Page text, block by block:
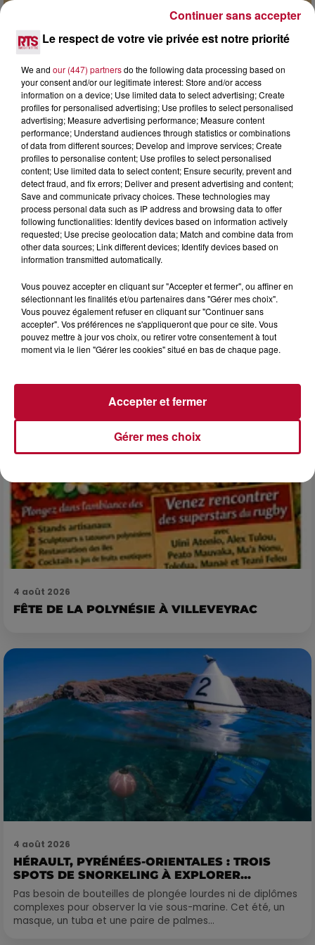
7 août 2026
DINER CONCERT À LA MJC DE MARSEILLAN
6 août 2026
NÎMES : « LE RÊVE DU GLADIATEUR » INVESTIT
LES ARÈNES CES 3...
Après un franc succès l'été dernier, le spectacle « Le Rêve
du gladiateur » revient illuminer l'amphithéâtre romain les 6,
4 août 2026
FÊTE DE LA POLYNÉSIE À VILLEVEYRAC
4 août 2026
HÉRAULT, PYRÉNÉES-ORIENTALES : TROIS
SPOTS DE SNORKELING À EXPLORER...
Pas besoin de bouteilles de plongée lourdes ni de diplômes
complexes pour observer la vie sous-marine. Cet été, un
masque, un tuba et une paire de palmes...
Le respect de votre vie privée est notre priorité
We and our (447) partnersdo the following data processing based on
your consent and/or our legitimate interest: Store and/or access
information on a device; Use limited data to select advertising; Create
profiles for personalised advertising; Use profiles to select personalised
advertising; Measure advertising performance; Measure content
performance; Understand audiences through statistics or combinations
of data from different sources; Develop and improve services; Create
profiles to personalise content; Use profiles to select personalised
content; Use limited data to select content; Ensure security, prevent and
detect fraud, and fix errors; Deliver and present advertising and content;
Save and communicate privacy choices. These technologies may
process personal data such as IP address and browsing data to offer
following functionalities: Identify devices based on information actively
requested; Use precise geolocation data; Match and combine data from
other data sources; Link different devices; Identify devices based on
information transmitted automatically.
Vous pouvez accepter en cliquant sur "Accepter et fermer", ou affiner en
sélectionnant les finalités et/ou partenaires dans "Gérer mes choix".
Vous pouvez également refuser en cliquant sur "Continuer sans
accepter". Vos préférences ne s'appliqueront que pour ce site. Vous
pouvez mettre à jour vos choix, ou retirer votre consentement à tout
moment via le lien "Gérer les cookies" situé en bas de chaque page.
Gérer mes choix
Accepter et fermer
Continuer sans accepter